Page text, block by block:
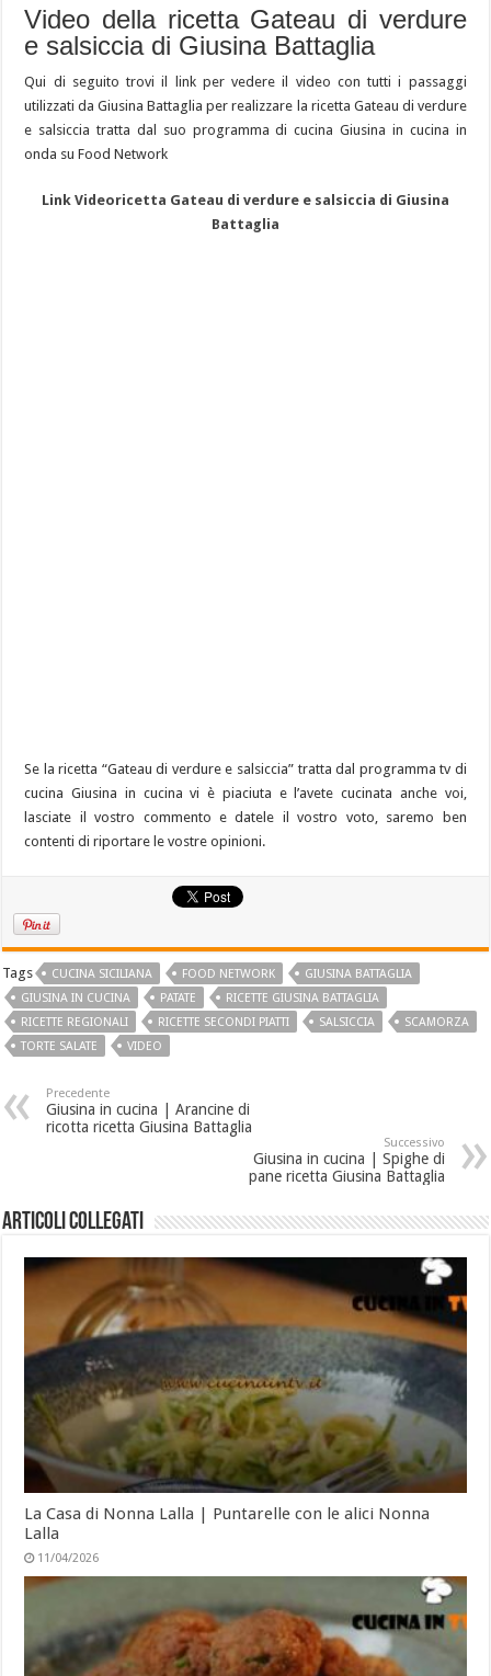
Video della ricetta Gateau di verdure
e salsiccia di Giusina Battaglia
Qui di seguito trovi il link per vedere il video con tutti i passaggi
utilizzati da Giusina Battaglia per realizzare la ricetta Gateau di verdure
e salsiccia tratta dal suo programma di cucina Giusina in cucina in
onda su Food Network
Link Videoricetta Gateau di verdure e salsiccia di Giusina
Battaglia
Se la ricetta “Gateau di verdure e salsiccia” tratta dal programma tv di
cucina Giusina in cucina vi è piaciuta e l’avete cucinata anche voi,
lasciate il vostro commento e datele il vostro voto, saremo ben
contenti di riportare le vostre opinioni.
Tags CUCINA SICILIANA FOOD NETWORK
GIUSINA BATTAGLIA
GIUSINA IN CUCINA
PATATE
RICETTE GIUSINA BATTAGLIA
RICETTE REGIONALI
RICETTE SECONDI PIATTI SALSICCIA
SCAMORZA
TORTE SALATE
VIDEO
Precedente
Giusina in cucina | Arancine di
ricotta ricetta Giusina Battaglia
Successivo
Giusina in cucina | Spighe di
pane ricetta Giusina Battaglia
Articoli collegati
La Casa di Nonna Lalla | Puntarelle con le alici Nonna
Lalla
11/04/2026